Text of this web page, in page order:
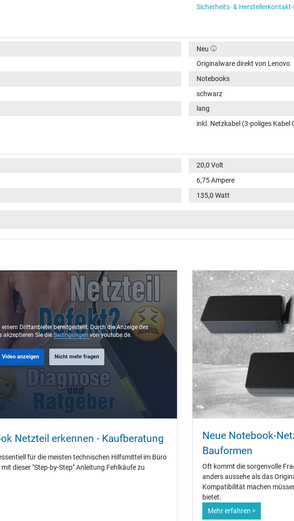
Sicherheits- &
Neu
Originalware direkt von Lenovo
Notebooks
schwarz
lang
inkl. Netzkabel (3-poliges Kabel
20,0 Volt
6,75 Ampere
135,0 Watt
11,5 mm
/ innen
11,0 mm / 3,0 mm
Ja
(ca.)
1.70 m
145 mm / 65 mm / 31 mm
Ja
CE
NOM NYCE
PSE
Singapore Safety Mark
TÜV Argentina Certificado
TÜV Geprüfte Sicherheit
UL Listed
UL Nachhaltigkeit
einem Drittanbieter bereitgestellt. Durch die Anzeige des
akzeptieren Sie dieBedingungenvon youtube.de.
Video anzeigen Nicht mehr fragen
Netzteil erkennen - Kaufberatung
für die meisten technischen Hilfsmittel im Büro
dieser "Step-by-Step" Anleitung Fehlkäufe zu
Neue Notebook-
Bauformen
Oft kommt die sorgenvolle
anders aussehe als das
Kompatibilität machen
bietet.
Mehr erfahren >